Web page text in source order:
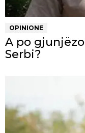
OPINIONE
A po
Serbi?